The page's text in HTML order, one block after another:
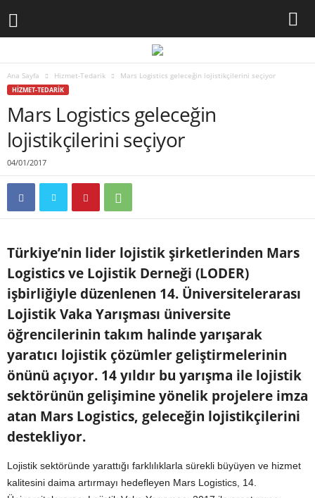
Ana Sayfa Hizmet-Tedarik Mars Logistics geleceğin lojistikçilerini seçiyor
HIZMET-TEDARIK
Mars Logistics geleceğin
lojistikçilerini seçiyor
04/01/2017
Türkiye’nin lider lojistik şirketlerinden Mars
Logistics ve Lojistik Derneği (LODER)
işbirliğiyle düzenlenen 14. Üniversitelerarası
Lojistik Vaka Yarışması üniversite
öğrencilerinin takım halinde yarışarak
yaratıcı lojistik çözümler geliştirmelerinin
önünü açıyor. 14 yıldır bu yarışma ile lojistik
sektörünün gelişimine yönelik projelere imza
atan Mars Logistics, geleceğin lojistikçilerini
destekliyor.
Lojistik sektöründe yarattığı farklılıklarla sürekli büyüyen ve hizmet
kalitesini daima artırmayı hedefleyen Mars Logistics, 14.